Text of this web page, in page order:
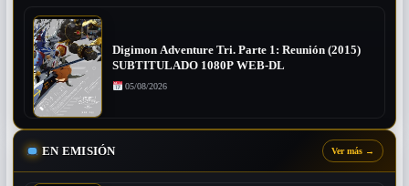
Digimon Adventure Tri. Parte 1: Reunión (2015)
SUBTITULADO 1080P WEB-DL
05/08/2026
EN EMISIÓN Ver más →